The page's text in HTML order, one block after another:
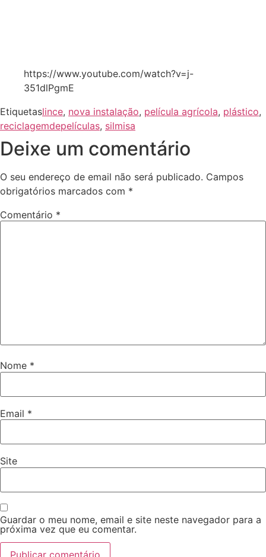
https://www.youtube.com/watch?v=j-
351dlPgmE
Etiquetaslince, nova instalação, película agrícola, plástico,
reciclagemdepelículas, silmisa
Deixe um comentário
O seu endereço de email não será publicado. Campos
obrigatórios marcados com *
Comentário *
Nome *
Email *
Site
Guardar o meu nome, email e site neste navegador para a
próxima vez que eu comentar.